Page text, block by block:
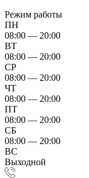
Режим работы
ПН
08:00 — 20:00
ВТ
08:00 — 20:00
СР
08:00 — 20:00
ЧТ
08:00 — 20:00
ПТ
08:00 — 20:00
СБ
08:00 — 20:00
ВС
Выходной